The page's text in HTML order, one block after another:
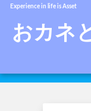
Experience in life is Asset
おカネ